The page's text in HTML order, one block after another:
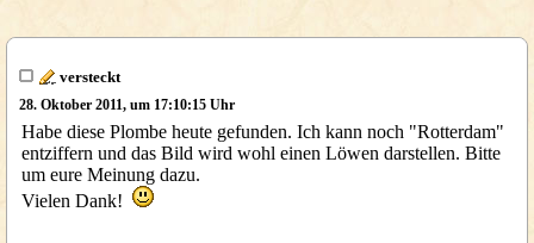
versteckt
28. Oktober 2011, um 17:10:15 Uhr
Habe diese Plombe heute gefunden. Ich kann noch "Rotterdam"
entziffern und das Bild wird wohl einen Löwen darstellen. Bitte
um eure Meinung dazu.
Vielen Dank!